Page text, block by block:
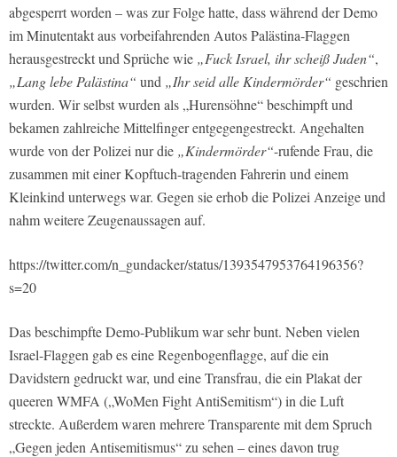
abgesperrt worden – was zur Folge hatte, dass während der Demo
im Minutentakt aus vorbeifahrenden Autos Palästina-Flaggen
herausgestreckt und Sprüche wie „Fuck Israel, ihr scheiß Juden“,
„Lang lebe Palästina“ und „Ihr seid alle Kindermörder“ geschrien
wurden. Wir selbst wurden als „Hurensöhne“ beschimpft und
bekamen zahlreiche Mittelfinger entgegengestreckt. Angehalten
wurde von der Polizei nur die „Kindermörder“-rufende Frau, die
zusammen mit einer Kopftuch-tragenden Fahrerin und einem
Kleinkind unterwegs war. Gegen sie erhob die Polizei Anzeige und
nahm weitere Zeugenaussagen auf.
https://twitter.com/n_gundacker/status/1393547953764196356?
s=20
Das beschimpfte Demo-Publikum war sehr bunt. Neben vielen
Israel-Flaggen gab es eine Regenbogenflagge, auf die ein
Davidstern gedruckt war, und eine Transfrau, die ein Plakat der
queeren WMFA („WoMen Fight AntiSemitism“) in die Luft
streckte. Außerdem waren mehrere Transparente mit dem Spruch
„Gegen jeden Antisemitismus“ zu sehen – eines davon trug